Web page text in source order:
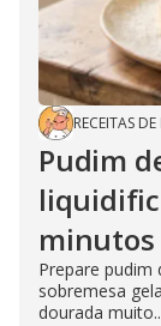
RECEITAS DE
Pudim
minutos
Prepare pudim
sobremesa
dourada